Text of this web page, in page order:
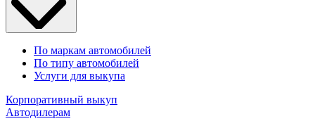
По маркам автомобилей
По типу автомобилей
Услуги для выкупа
Корпоративный выкуп
Автодилерам